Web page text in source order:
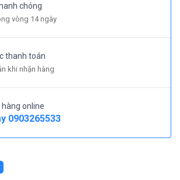
chóng
vòng 14 ngày
thanh toán
khi nhận hàng
online
0903265533